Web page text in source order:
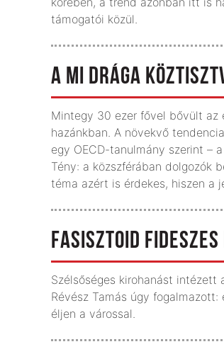
támogatói közül.
A MI DRÁGA
Mintegy 30 ezer fővel bővült az
hazánkban. A növekvő
egy OECD-tanulmány szerint –
Tény: a közszférában dolgozók
téma azért is érdekes, hiszen a
FASISZTOID
Szélsőséges kirohanást intézett
Révész Tamás úgy
éljen a várossal.